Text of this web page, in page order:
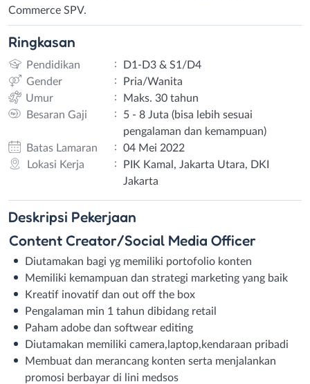
Commerce SPV.
Ringkasan
Pendidikan :
D1-D3 & S1/D4
Gender
:
Pria/Wanita
Umur
:
Maks. 30 tahun
Besaran Gaji
:
5 - 8 Juta (bisa lebih sesuai
pengalaman dan kemampuan)
Batas Lamaran
:
04 Mei 2022
Lokasi Kerja
:
PIK Kamal, Jakarta Utara, DKI
Jakarta
Deskripsi Pekerjaan
Content Creator/Social Media Officer
Diutamakan bagi yg memiliki portofolio konten
Memiliki kemampuan dan strategi marketing yang baik
Kreatif inovatif dan out off the box
Pengalaman min 1 tahun dibidang retail
Paham adobe dan softwear editing
Diutamakan memiliki camera,laptop,kendaraan pribadi
Membuat dan merancang konten serta menjalankan
promosi berbayar di lini medsos